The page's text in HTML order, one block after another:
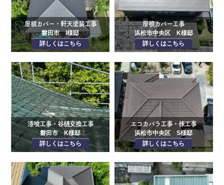
屋根カバー・軒天塗装工事
磐田市 I様邸
詳しくはこちら
屋根カバー工事
浜松市中央区 K様邸
詳しくはこちら
漆喰工事・谷樋交換工事
磐田市 K様邸
詳しくはこちら
エコカパラ工事・棟工事
浜松市中央区 S様邸
詳しくはこちら